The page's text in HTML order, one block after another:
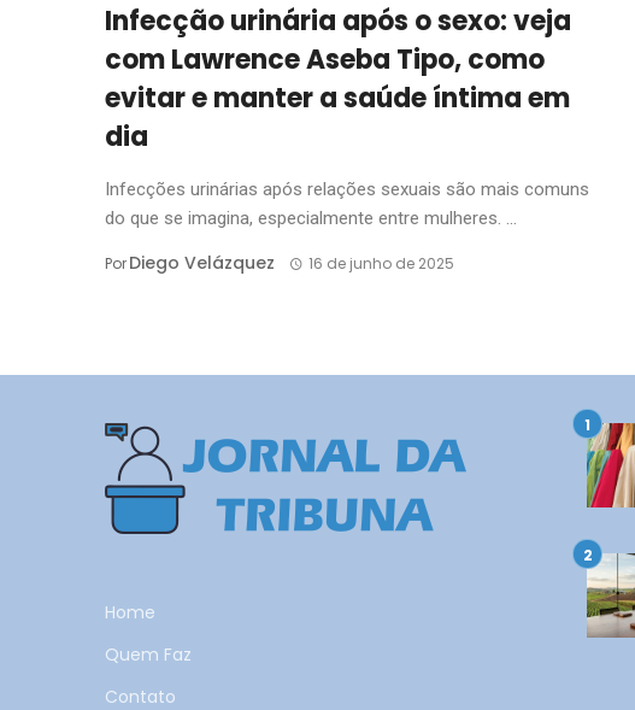
Infecção urinária após o sexo: veja
com Lawrence Aseba Tipo, como
evitar e manter a saúde íntima em
dia
Infecções urinárias após relações sexuais são mais comuns
do que se imagina, especialmente entre mulheres. ...
PorDiego Velázquez 16 de junho de 2025
Home
Quem Faz
Contato